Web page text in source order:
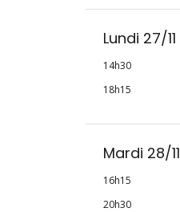
Lundi 27/11
14h30
18h15
Mardi 28/11
16h15
20h30